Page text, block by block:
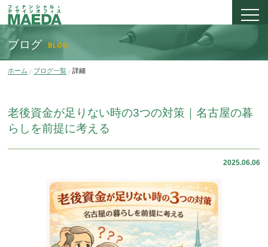
ブログ BLOG
ホーム ブログ一覧 詳細
老後資金が足りない時の3つの対策｜名古屋の暮
らしを前提に考える
2025.06.06